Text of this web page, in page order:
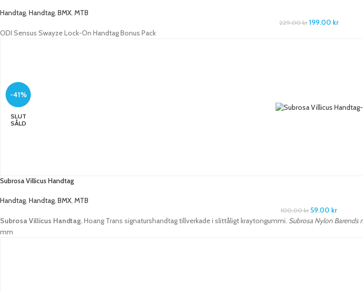
Handtag, Handtag, BMX, MTB
229.00kr 199.00 kr
ODI Sensus Swayze Lock-On Handtag Bonus Pack
-41%
SLUT
SÅLD
Subrosa Villicus Handtag
Handtag, Handtag, BMX, MTB
100.00kr 59.00 kr
Subrosa Villicus Handtag.Hoang Trans signaturshandtag tillverkade i slittåligt kraytongummi. Subrosa Nylon Barends
mm